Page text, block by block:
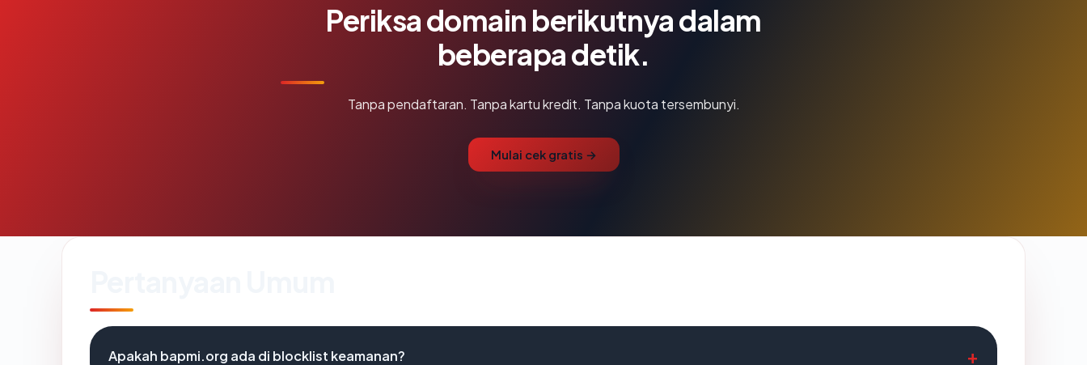
Periksa domain berikutnya dalam
beberapa detik.
Tanpa pendaftaran. Tanpa kartu kredit. Tanpa kuota tersembunyi.
Mulai cek gratis →
Apakah bapmi.org ada di blocklist keamanan?